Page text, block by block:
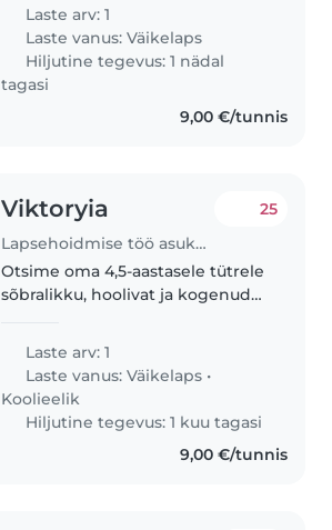
lemmikloomadega toimetulek.
Meie poiss on väga
uudishimuline, seega..
Laste arv: 1
Laste vanus:Väikelaps
Hiljutine tegevus: 1 nädal
tagasi
9,00 €/tunnis
Viktoryia
Lapsehoidmise töö asukohas Tallinn
25
Otsime oma 4,5-aastasele tütrele
sõbralikku, hoolivat ja kogenud
oskus, inglise ja/või vene keele
oskus tuleb suureks kasuks...
Laste arv: 1
Laste vanus:Väikelaps •
Koolieelik
Hiljutine tegevus: 1 kuu tagasi
9,00 €/tunnis